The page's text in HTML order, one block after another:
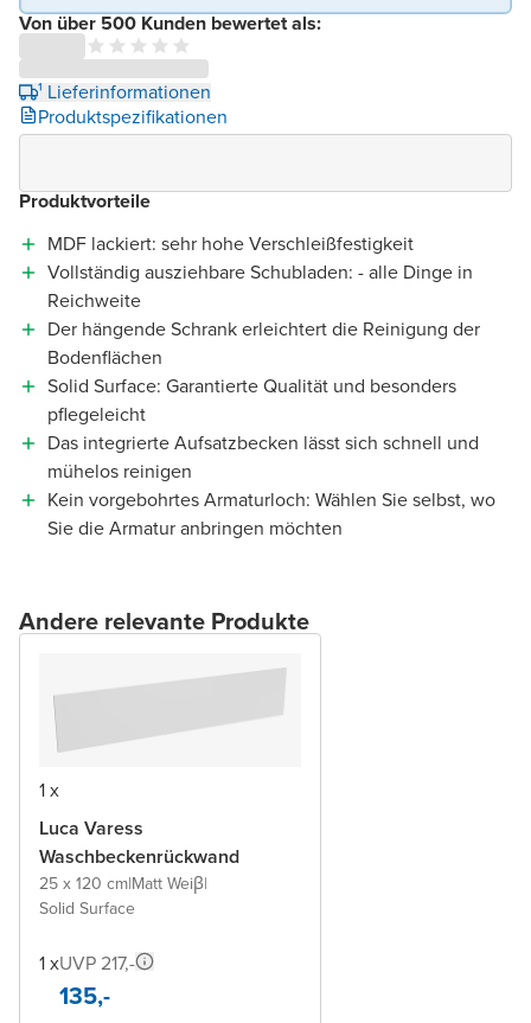
Von über 500 Kunden bewertet als:
¹ Lieferinformationen
Produktspezifikationen
Produktvorteile
MDF lackiert: sehr hohe Verschleißfestigkeit
Vollständig ausziehbare Schubladen: - alle Dinge in
Reichweite
Der hängende Schrank erleichtert die Reinigung der
Bodenflächen
Solid Surface: Garantierte Qualität und besonders
pflegeleicht
Das integrierte Aufsatzbecken lässt sich schnell und
mühelos reinigen
Kein vorgebohrtes Armaturloch: Wählen Sie selbst, wo
Sie die Armatur anbringen möchten
Andere relevante Produkte
1 x
Luca Varess
Waschbeckenrückwand
25 x 120 cm|Matt Weiβ|
Solid Surface
1 xUVP 217,-
135,-